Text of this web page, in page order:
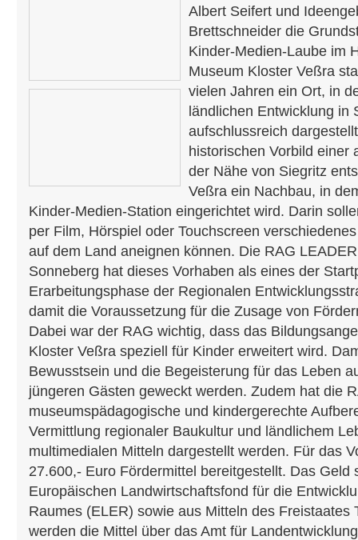
Albert Seifert und
Brettschneider die
Kinder-Medien-Laube im
Museum Kloster Veßra
vielen Jahren ein Ort, in
ländlichen Entwicklung in
aufschlussreich
historischen Vorbild einer
der Nähe von Siegritz
Veßra ein Nachbau, in
Kinder-Medien-Station eingerichtet wird. Darin
per Film, Hörspiel oder Touchscreen
auf dem Land aneignen können. Die RAG
Sonneberg hat dieses Vorhaben als eines der
Erarbeitungsphase der Regionalen
damit die Voraussetzung für die Zusage von
Dabei war der RAG wichtig, dass das
Kloster Veßra speziell für Kinder erweitert wird.
Bewusstsein und die Begeisterung für das Leben
jüngeren Gästen geweckt werden. Zudem hat die
museumspädagogische und kindergerechte
Vermittlung regionaler Baukultur und ländlichem
multimedialen Mitteln dargestellt werden. Für das
27.600,- Euro Fördermittel bereitgestellt. Das Geld
Europäischen Landwirtschaftsfond für die
Raumes (ELER) sowie aus Mitteln des Freistaates
werden die Mittel über das Amt für